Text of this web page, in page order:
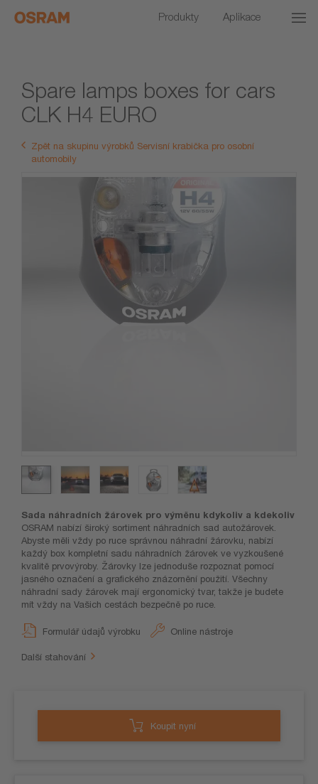
Produkty Aplikace
Spare lamps boxes for cars
CLK H4 EURO
Zpět na skupinu výrobků Servisní krabička pro osobní
automobily
Sada náhradních žárovek pro výměnu kdykoliv a kdekoliv
OSRAM nabízí široký sortiment náhradních sad autožárovek.
Abyste měli vždy po ruce správnou náhradní žárovku, nabízí
každý box kompletní sadu náhradních žárovek ve vyzkoušené
kvalitě prvovýroby. Žárovky lze jednoduše rozpoznat pomocí
jasného označení a grafického znázornění použití. Všechny
náhradní sady žárovek mají ergonomický tvar, takže je budete
mít vždy na Vašich cestách bezpečně po ruce.
Formulář údajů výrobku Online nástroje
Další stahování
Koupit nyní